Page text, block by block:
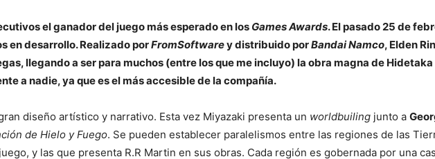
el ganador del juego más esperado en los Games Awards. El pasado 25 de
en desarrollo. Realizado porFromSoftwarey distribuido porBandai Namco, Elden
llegando a ser para muchos (entre los que me incluyo) la obra magna de Hidetaka
a nadie, ya que es el más accesible de la compañía.
diseño artístico y narrativo. Esta vez Miyazaki presenta un worldbuiling junto a
de Hielo y Fuego. Se pueden establecer paralelismos entre las regiones de las
y las que presenta R.R Martin en sus obras. Cada región es gobernada por una